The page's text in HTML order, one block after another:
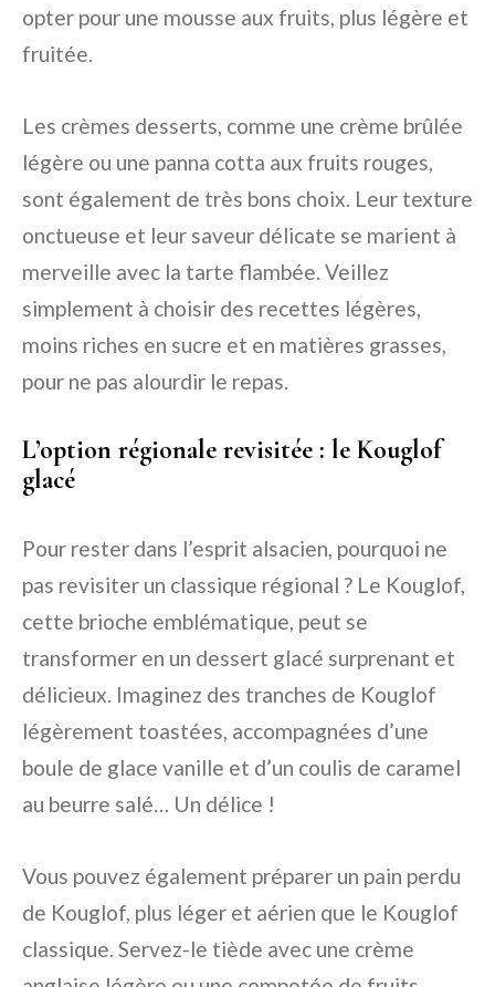
opter pour une mousse aux fruits, plus légère et
fruitée.
Les crèmes desserts, comme une crème brûlée
légère ou une panna cotta aux fruits rouges,
sont également de très bons choix. Leur texture
onctueuse et leur saveur délicate se marient à
merveille avec la tarte flambée. Veillez
simplement à choisir des recettes légères,
moins riches en sucre et en matières grasses,
pour ne pas alourdir le repas.
L’option régionale revisitée : le Kouglof
glacé
Pour rester dans l’esprit alsacien, pourquoi ne
pas revisiter un classique régional ? Le Kouglof,
cette brioche emblématique, peut se
transformer en un dessert glacé surprenant et
délicieux. Imaginez des tranches de Kouglof
légèrement toastées, accompagnées d’une
boule de glace vanille et d’un coulis de caramel
au beurre salé… Un délice !
Vous pouvez également préparer un pain perdu
de Kouglof, plus léger et aérien que le Kouglof
classique. Servez-le tiède avec une crème